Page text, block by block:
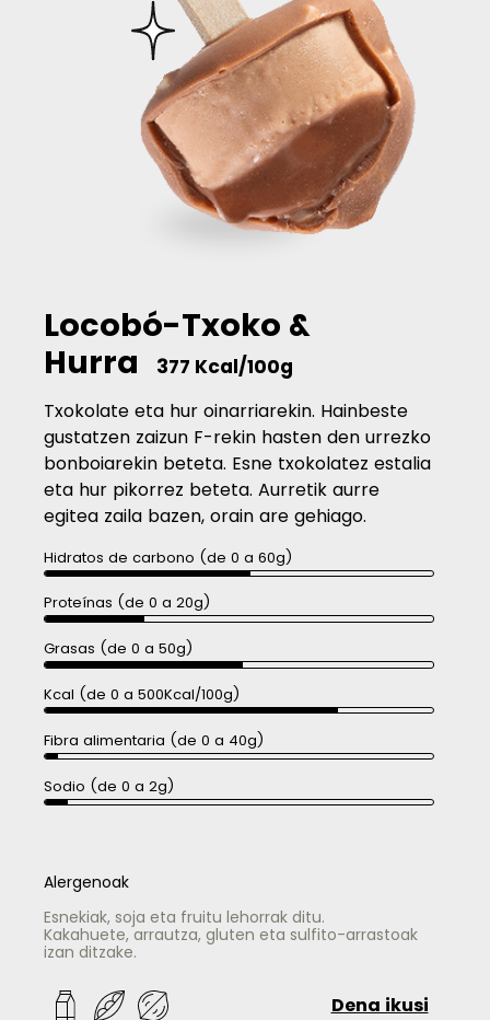
Locobó-Txoko &
Hurra
377 Kcal/100g
Txokolate eta hur oinarriarekin. Hainbeste
gustatzen zaizun F-rekin hasten den urrezko
bonboiarekin beteta. Esne txokolatez estalia
eta hur pikorrez beteta. Aurretik aurre
egitea zaila bazen, orain are gehiago.
Hidratos de carbono (de 0 a 60g)
Proteínas (de 0 a 20g)
Grasas (de 0 a 50g)
Kcal (de 0 a 500Kcal/100g)
Fibra alimentaria (de 0 a 40g)
Sodio (de 0 a 2g)
Alergenoak
Esnekiak, soja eta fruitu lehorrak ditu.
Kakahuete, arrautza, gluten eta sulfito-arrastoak
izan ditzake.
Dena ikusi